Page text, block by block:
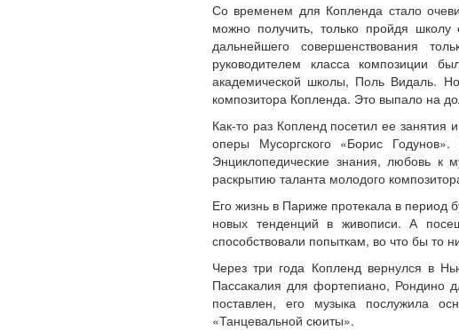
Со временем для Копленда стало
можно получить, только пройдя
дальнейшего совершенствования
руководителем класса композиции
академической школы, Поль Видаль.
композитора Копленда. Это выпало на
Как-то раз Копленд посетил ее
оперы Мусоргского «Борис
Энциклопедические знания, любовь к
раскрытию таланта молодого
Его жизнь в Париже протекала в период
новых тенденций в живописи. А
способствовали попыткам, во что бы то
Через три года Копленд вернулся в
Пассакалия для фортепиано, Рондино
поставлен, его музыка послужила
«Танцевальной сюиты».